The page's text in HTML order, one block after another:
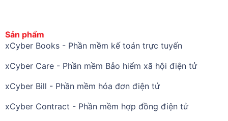
Sản phẩm
xCyber Books - Phần mềm kế toán trực tuyến
xCyber Care - Phần mềm Bảo hiểm xã hội điện tử
xCyber Bill - Phần mềm hóa đơn điện tử
xCyber Contract - Phần mềm hợp đồng điện tử